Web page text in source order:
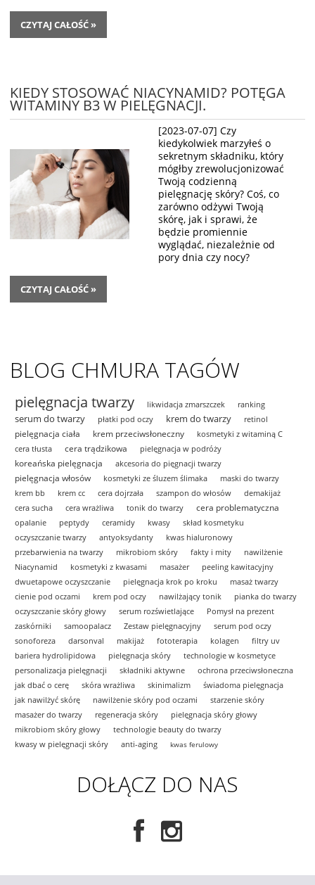
CZYTAJ CAŁOŚĆ »
KIEDY STOSOWAĆ NIACYNAMID? POTĘGA
WITAMINY B3 W PIELĘGNACJI.
[2023-07-07] Czy
kiedykolwiek marzyłeś o
sekretnym składniku, który
mógłby zrewolucjonizować
Twoją codzienną
pielęgnację skóry? Coś, co
zarówno odżywi Twoją
skórę, jak i sprawi, że
będzie promiennie
wyglądać, niezależnie od
pory dnia czy nocy?
CZYTAJ CAŁOŚĆ »
BLOG CHMURA TAGÓW
pielęgnacja twarzy likwidacja zmarszczek ranking
serum do twarzy płatki pod oczy krem do twarzy retinol
pielęgnacja ciała krem przeciwsłoneczny
kosmetyki z witaminą C
cera tłusta
cera trądzikowa pielęgnacja w podróży
koreańska pielęgnacja akcesoria do pięgnacji twarzy
pielęgnacja włosów kosmetyki ze śluzem ślimaka
maski do twarzy
krem bb
krem cc cera dojrzała szampon do włosów
demakijaż
cera sucha
cera wrażliwa tonik do twarzy cera problematyczna
opalanie peptydy ceramidy kwasy
skład kosmetyku
oczyszczanie twarzy
antyoksydanty
kwas hialuronowy
przebarwienia na twarzy
mikrobiom skóry fakty i mity
nawilżenie
Niacynamid
kosmetyki z kwasami masażer
peeling kawitacyjny
dwuetapowe oczyszczanie
pielęgnacja krok po kroku
masaż twarzy
cienie pod oczami
krem pod oczy nawilżający tonik
pianka do twarzy
oczyszczanie skóry głowy
serum rozświetlające
Pomysł na prezent
zaskórniki
samoopalacz Zestaw pielęgnacyjny
serum pod oczy
sonoforeza
darsonval makijaż fototerapia kolagen
filtry uv
bariera hydrolipidowa
pielęgnacja skóry
technologie w kosmetyce
personalizacja pielęgnacji
składniki aktywne
ochrona przeciwsłoneczna
jak dbać o cerę
skóra wrażliwa skinimalizm
świadoma pielęgnacja
jak nawilżyć skórę
nawilżenie skóry pod oczami
starzenie skóry
masażer do twarzy
regeneracja skóry
pielęgnacja skóry głowy
mikrobiom skóry głowy
technologie beauty do twarzy
kwasy w pielęgnacji skóry
anti-aging kwas ferulowy
DOŁĄCZ DO NAS